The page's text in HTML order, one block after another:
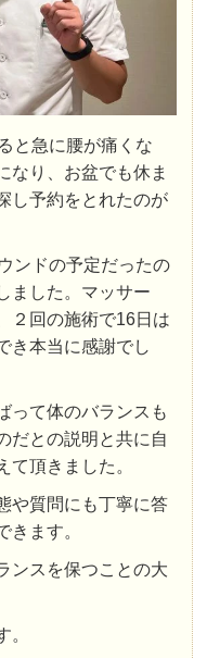
と急に腰が痛くな
なり、お盆でも休ま
し予約をとれたのが
ンドの予定だったの
ました。マッサー
２回の施術で16日は
き本当に感謝でし
って体のバランスも
だとの説明と共に自
て頂きました。
や質問にも丁寧に答
きます。
ンスを保つことの大
。